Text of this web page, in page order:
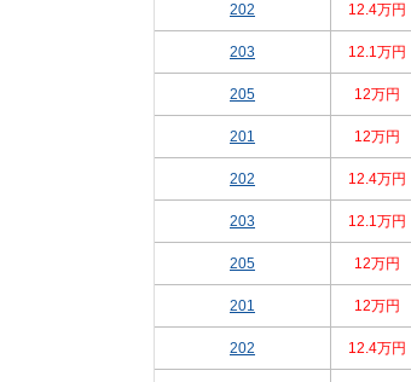
202 12.4万円
203 12.1万円
205 12万円
201 12万円
202 12.4万円
203 12.1万円
205 12万円
201 12万円
202 12.4万円